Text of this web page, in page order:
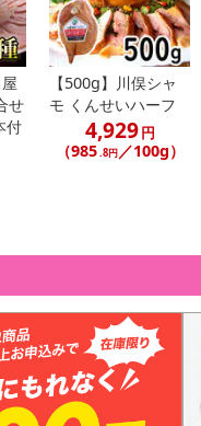
せ
付
【500g】川俣シャ
モ くんせいハーフ
4,929円
（985.8円／100g）